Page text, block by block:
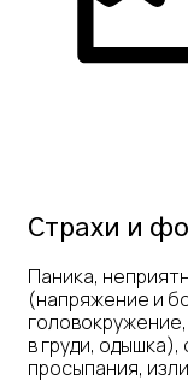
Страхи и
Паника,
(напряжение и
в груди,
просыпания,